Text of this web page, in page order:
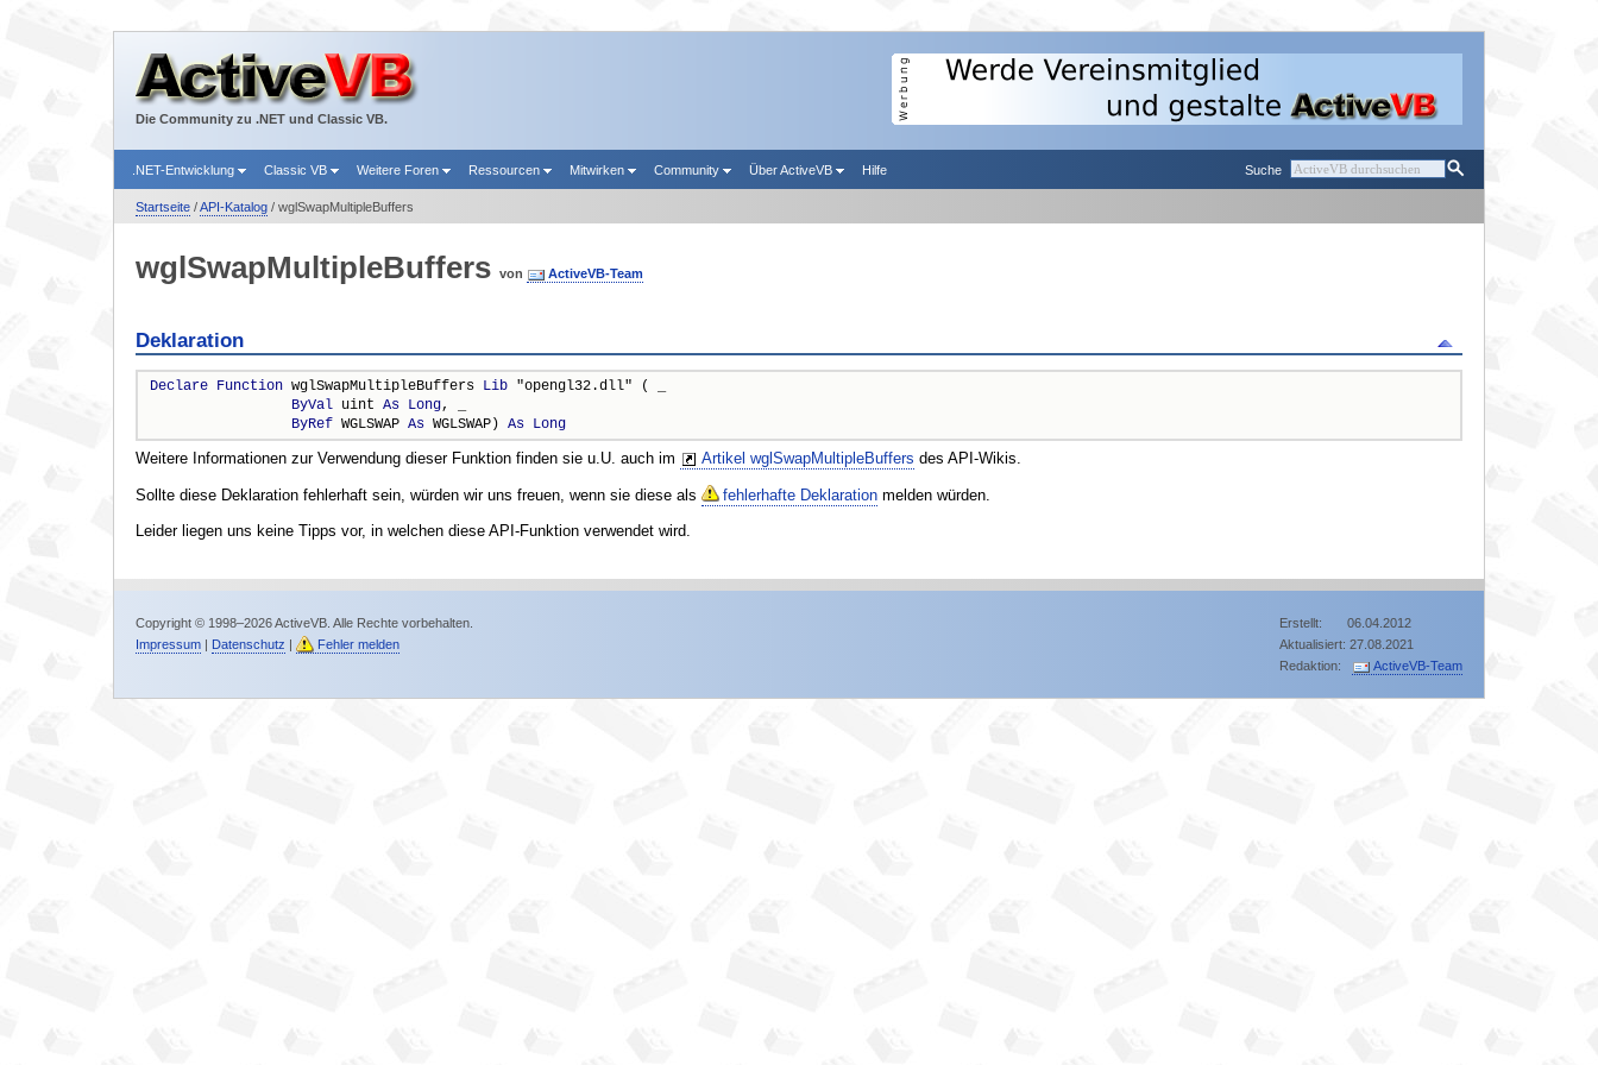
Die Community zu .NET und Classic VB.
Suche
.NET-Entwicklung Classic VB Weitere Foren Ressourcen Mitwirken Community Über ActiveVB Hilfe
Startseite/API-Katalog/ wglSwapMultipleBuffers
wglSwapMultipleBuffers von ActiveVB-Team
Deklaration
Declare Function wglSwapMultipleBuffers Lib "opengl32.dll" ( _
ByVal uint As Long, _
ByRef WGLSWAP As WGLSWAP) As Long
Weitere Informationen zur Verwendung dieser Funktion finden sie u.U. auch im Artikel wglSwapMultipleBuffers des API-Wikis.
Sollte diese Deklaration fehlerhaft sein, würden wir uns freuen, wenn sie diese als fehlerhafte Deklarationmelden würden.
Leider liegen uns keine Tipps vor, in welchen diese API-Funktion verwendet wird.
Erstellt: 06.04.2012
Aktualisiert: 27.08.2021
Redaktion:
ActiveVB-Team
Copyright © 1998–2026 ActiveVB. Alle Rechte vorbehalten.
Impressum| Datenschutz Fehler melden